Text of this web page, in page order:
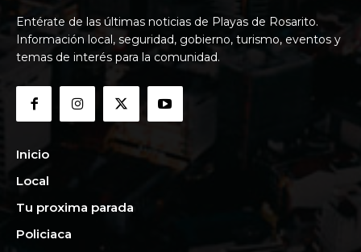
Entérate de las últimas noticias de Playas de Rosarito.
Información local, seguridad, gobierno, turismo, eventos y
temas de interés para la comunidad.
Inicio
Local
Tu proxima parada
Policiaca